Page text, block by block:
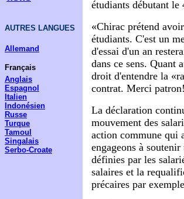
AUTRES LANGUES
Allemand
Français
Anglais
Espagnol
Italien
Indonésien
Russe
Turque
Tamoul
Singalais
Serbo-Croate
étudiants débutant le
«Chirac prétend
étudiants. C'est un
d'essai d'un an
dans ce sens. Quant
droit d'entendre la
contrat. Merci
La déclaration
mouvement des
action commune qui
engageons à
définies par les
salaires et la
précaires par